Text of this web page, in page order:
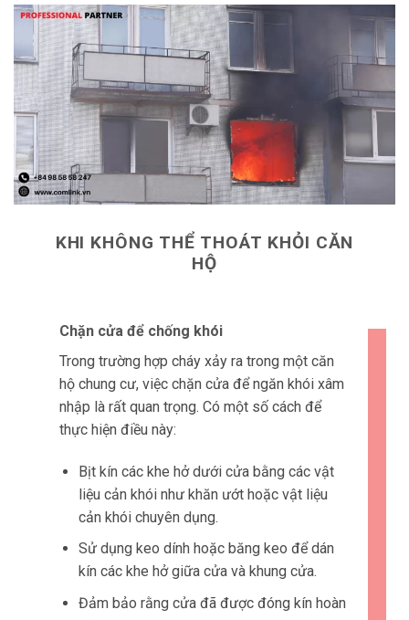
KHI KHÔNG THỂ THOÁT KHỎI CĂN
HỘ
Chặn cửa để chống khói
Trong trường hợp cháy xảy ra trong một căn
hộ chung cư, việc chặn cửa để ngăn khói xâm
nhập là rất quan trọng. Có một số cách để
thực hiện điều này:
Bịt kín các khe hở dưới cửa bằng các vật
liệu cản khói như khăn ướt hoặc vật liệu
cản khói chuyên dụng.
Sử dụng keo dính hoặc băng keo để dán
kín các khe hở giữa cửa và khung cửa.
Đảm bảo rằng cửa đã được đóng kín hoàn